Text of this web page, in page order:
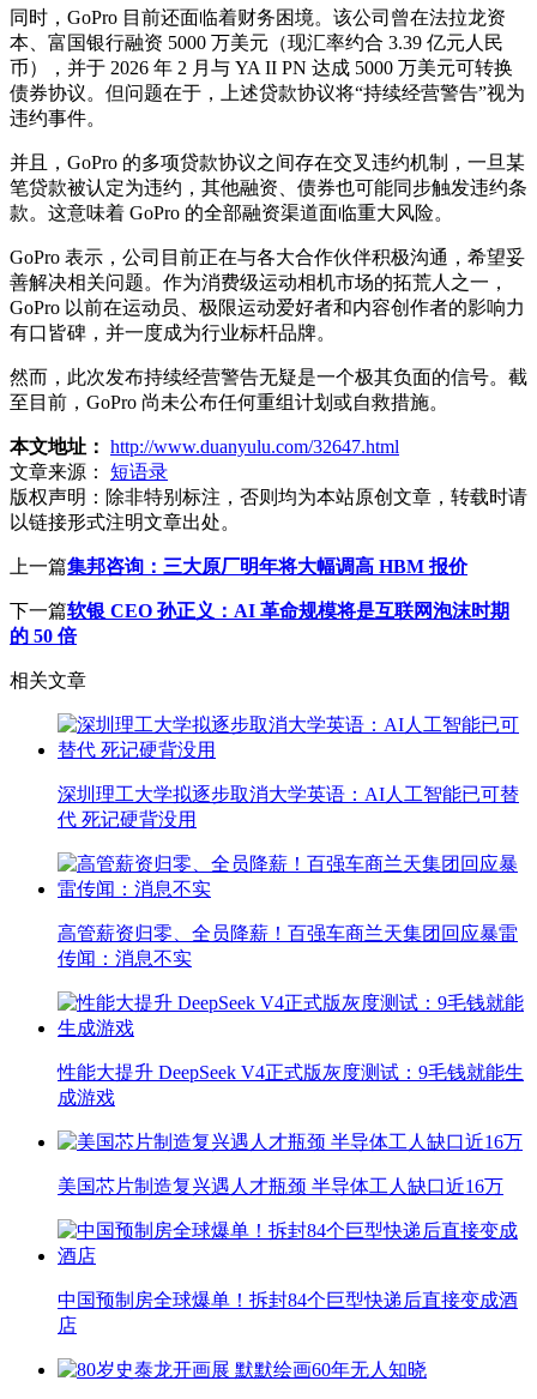
同时，GoPro 目前还面临着财务困境。该公司曾在法拉龙资
本、富国银行融资 5000 万美元（现汇率约合 3.39 亿元人民
币），并于 2026 年 2 月与 YA II PN 达成 5000 万美元可转换
债券协议。但问题在于，上述贷款协议将“持续经营警告”视为
违约事件。
并且，GoPro 的多项贷款协议之间存在交叉违约机制，一旦某
笔贷款被认定为违约，其他融资、债券也可能同步触发违约条
款。这意味着 GoPro 的全部融资渠道面临重大风险。
GoPro 表示，公司目前正在与各大合作伙伴积极沟通，希望妥
善解决相关问题。作为消费级运动相机市场的拓荒人之一，
GoPro 以前在运动员、极限运动爱好者和内容创作者的影响力
有口皆碑，并一度成为行业标杆品牌。
然而，此次发布持续经营警告无疑是一个极其负面的信号。截
至目前，GoPro 尚未公布任何重组计划或自救措施。
本文地址： http://www.duanyulu.com/32647.html
文章来源：
短语录
版权声明： 除非特别标注，否则均为本站原创文章，转载时请
以链接形式注明文章出处。
上一篇集邦咨询：三大原厂明年将大幅调高 HBM 报价
下一篇软银 CEO 孙正义：AI 革命规模将是互联网泡沫时期
的 50 倍
相关文章
深圳理工大学拟逐步取消大学英语：AI人工智能已可替
代 死记硬背没用
高管薪资归零、全员降薪！百强车商兰天集团回应暴雷
传闻：消息不实
性能大提升 DeepSeek V4正式版灰度测试：9毛钱就能生
成游戏
美国芯片制造复兴遇人才瓶颈 半导体工人缺口近16万
中国预制房全球爆单！拆封84个巨型快递后直接变成酒
店